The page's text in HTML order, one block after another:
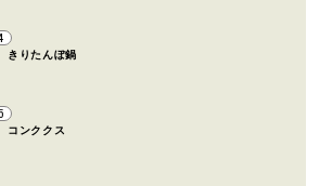
きりたんぽ鍋
コンククス